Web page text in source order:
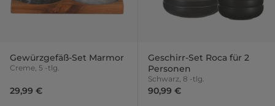
Gewürzgefäß-Set Marmor
Creme, 5 -tlg.
29,99 €
Geschirr-Set Roca für 2
Personen
Schwarz, 8 -tlg.
90,99 €